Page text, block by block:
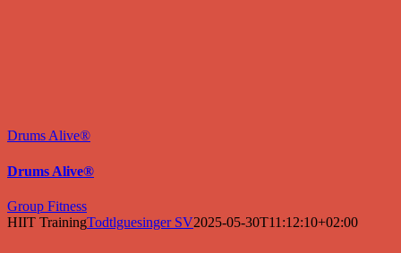
Drums Alive®
Drums Alive®
Group Fitness
HIIT TrainingTodtlguesinger SV2025-05-30T11:12:10+02:00